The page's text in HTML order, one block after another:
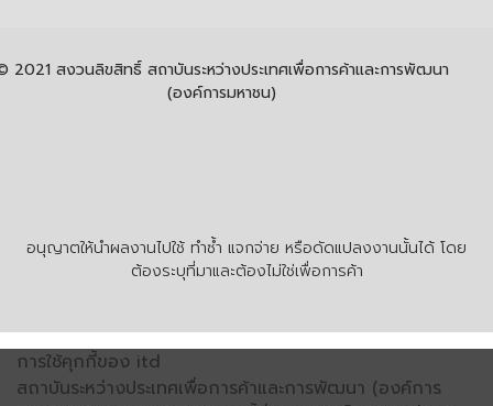
อนุญาตให้นำผลงานไปใช้ ทำซ้ำ แจกจ่าย หรือดัดแปลงงานนั้นได้ โดย
ต้องระบุที่มาและต้องไม่ใช่เพื่อการค้า
2021 สงวนลิขสิทธิ์ สถาบันระหว่างประเทศเพื่อการค้าและการพัฒนา
(องค์การมหาชน)
การใช้คุกกี้ของ itd
สถาบันระหว่างประเทศเพื่อการค้าและการพัฒนา (องค์การ